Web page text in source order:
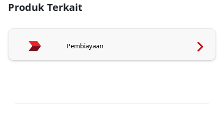
Produk Terkait
Pembiayaan